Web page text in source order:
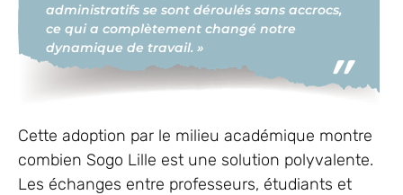
administratifs se sont déroulés sans accrocs,
ce qui a complètement changé notre
dynamique de travail. »
Cette adoption par le milieu académique montre
combien Sogo Lille est une solution polyvalente.
Les échanges entre professeurs, étudiants et